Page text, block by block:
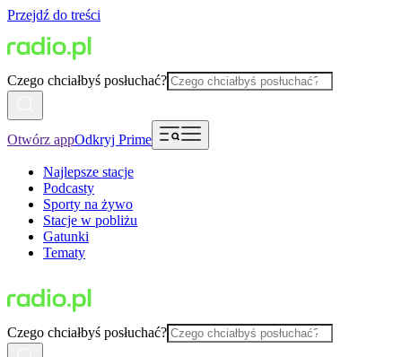
Przejdź do treści
Czego chciałbyś posłuchać?
Otwórz appOdkryj Prime
Najlepsze stacje
Podcasty
Sporty na żywo
Stacje w pobliżu
Gatunki
Tematy
Czego chciałbyś posłuchać?